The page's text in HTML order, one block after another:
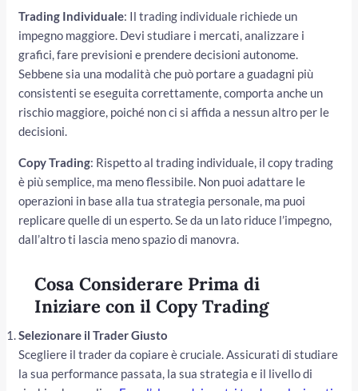
Trading Individuale: Il trading individuale richiede un
impegno maggiore. Devi studiare i mercati, analizzare i
grafici, fare previsioni e prendere decisioni autonome.
Sebbene sia una modalità che può portare a guadagni più
consistenti se eseguita correttamente, comporta anche un
rischio maggiore, poiché non ci si affida a nessun altro per le
decisioni.
Copy Trading: Rispetto al trading individuale, il copy trading
è più semplice, ma meno flessibile. Non puoi adattare le
operazioni in base alla tua strategia personale, ma puoi
replicare quelle di un esperto. Se da un lato riduce l’impegno,
dall’altro ti lascia meno spazio di manovra.
Cosa Considerare Prima di
Iniziare con il Copy Trading
Selezionare il Trader Giusto
Scegliere il trader da copiare è cruciale. Assicurati di studiare
la sua performance passata, la sua strategia e il livello di